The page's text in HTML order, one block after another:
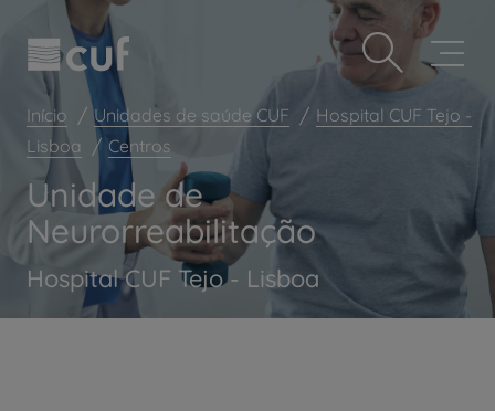
Observação:
este
inclui
sistema
acessibilidade.
para
conteúdo
principal
Prevenção e bem-estar
Grandes Áreas da Saúde
Serviços CUF
Plano +CUF
My CUF
Clientes e acompanhantes
CUF Academic Center
Para profissionais
Início Unidades de saúde CUF
Hospital CUF Tejo -
Lisboa
Centros
Unidade de
Neurorreabilitação
Hospital CUF Tejo - Lisboa